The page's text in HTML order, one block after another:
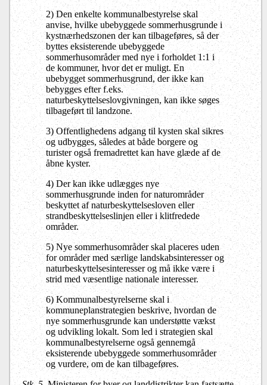
2) Den enkelte kommunalbestyrelse skal
anvise, hvilke ubebyggede sommerhusgrunde i
kystnærhedszonen der kan tilbageføres, så der
byttes eksisterende ubebyggede
sommerhusområder med nye i forholdet 1:1 i
de kommuner, hvor det er muligt. En
ubebygget sommerhusgrund, der ikke kan
bebygges efter f.eks.
naturbeskyttelseslovgivningen, kan ikke søges
tilbageført til landzone.
3) Offentlighedens adgang til kysten skal sikres
og udbygges, således at både borgere og
turister også fremadrettet kan have glæde af de
åbne kyster.
4) Der kan ikke udlægges nye
sommerhusgrunde inden for naturområder
beskyttet af naturbeskyttelsesloven eller
strandbeskyttelseslinjen eller i klitfredede
områder.
5) Nye sommerhusområder skal placeres uden
for områder med særlige landskabsinteresser og
naturbeskyttelsesinteresser og må ikke være i
strid med væsentlige nationale interesser.
6) Kommunalbestyrelserne skal i
kommuneplanstrategien beskrive, hvordan de
nye sommerhusgrunde kan understøtte vækst
og udvikling lokalt. Som led i strategien skal
kommunalbestyrelserne også gennemgå
eksisterende ubebyggede sommerhusområder
og vurdere, om de kan tilbageføres.